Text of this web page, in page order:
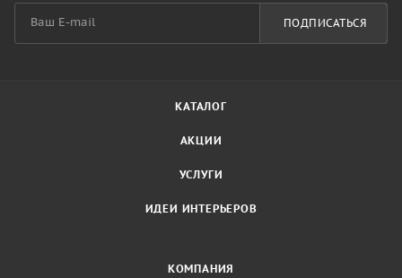
ПОДПИСАТЬСЯ
КАТАЛОГ
АКЦИИ
УСЛУГИ
ИДЕИ ИНТЕРЬЕРОВ
КОМПАНИЯ